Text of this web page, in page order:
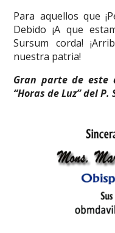
Para aquellos que
Debido ¡A que
Sursum corda!
nuestra patria!
Gran parte de este
“Horas de Luz” del P.